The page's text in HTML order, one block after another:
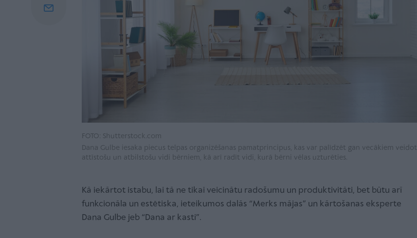
FOTO: Shutterstock.com
Dana Gulbe iesaka piecus telpas organizēšanas pamatprincipus, kas var palīdzēt gan vecākiem veidot
attīstošu un atbilstošu vidi bērniem, kā arī radīt vidi, kurā bērni vēlas uzturēties.
Kā iekārtot istabu, lai tā ne tikai veicinātu radošumu un produktivitāti, bet būtu arī
funkcionāla un estētiska, ieteikumos dalās “Merks mājas” un kārtošanas eksperte
Dana Gulbe jeb “Dana ar kasti”.